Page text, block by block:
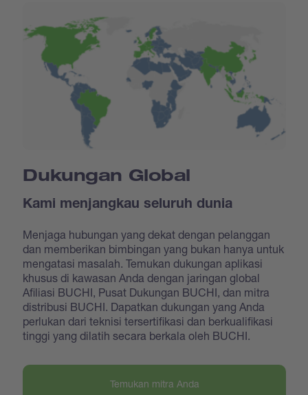
Dukungan Global
Kami menjangkau seluruh dunia
Menjaga hubungan yang dekat dengan pelanggan
dan memberikan bimbingan yang bukan hanya untuk
mengatasi masalah. Temukan dukungan aplikasi
khusus di kawasan Anda dengan jaringan global
Afiliasi BUCHI, Pusat Dukungan BUCHI, dan mitra
distribusi BUCHI. Dapatkan dukungan yang Anda
perlukan dari teknisi tersertifikasi dan berkualifikasi
tinggi yang dilatih secara berkala oleh BUCHI.
Temukan mitra Anda